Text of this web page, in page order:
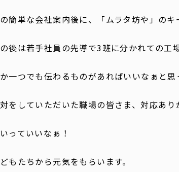
簡単な会社案内後に、「ムラタ坊や」のキ
後は若手社員の先導で3班に分かれての工
一つでも伝わるものがあればいいなぁと思
をしていただいた職場の皆さま、対応あり
っていいなぁ！
もたちから元気をもらいます。